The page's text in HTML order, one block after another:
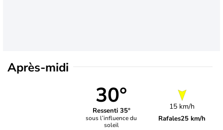
Après-midi
30°
Ressenti 35°
sous l’influence du
soleil
15 km/h
Rafales25 km/h